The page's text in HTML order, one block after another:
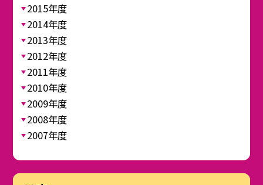
2015年度
2014年度
2013年度
2012年度
2011年度
2010年度
2009年度
2008年度
2007年度